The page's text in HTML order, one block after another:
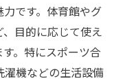
です。体育館やグ
目的に応じて使え
。特にスポーツ合
機などの生活設備